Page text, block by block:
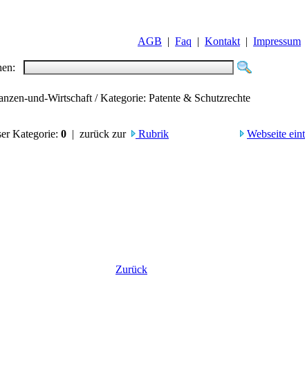
AGB | Faq | Kontakt | Impressum
und-Wirtschaft / Kategorie: Patente & Schutzrechte
Kategorie: 0 | zurück zur Rubrik Webseite
Zurück